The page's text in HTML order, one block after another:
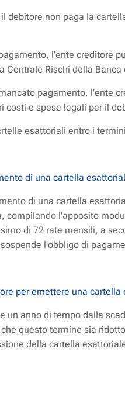
debitore non paga la
l'ente creditore
Centrale Rischi della
pagamento, l'ente
costi e spese legali per il
esattoriali entro i
di una cartella
di una cartella
compilando l'apposito
di 72 rate mensili, a
l'obbligo di
per emettere una cartella
un anno di tempo dalla
questo termine sia
della cartella